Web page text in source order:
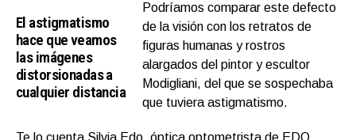
El astigmatismo
hace que veamos
las imágenes
distorsionadas a
cualquier distancia
Podríamos comparar este defecto
de la visión con los retratos de
figuras humanas y rostros
alargados del pintor y escultor
Modigliani, del que se sospechaba
que tuviera astigmatismo.